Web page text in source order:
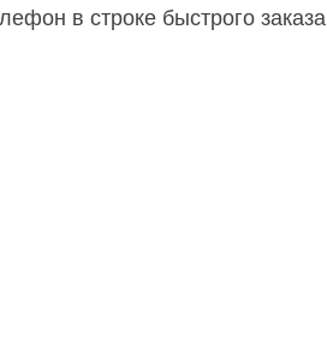
в строке быстрого заказа